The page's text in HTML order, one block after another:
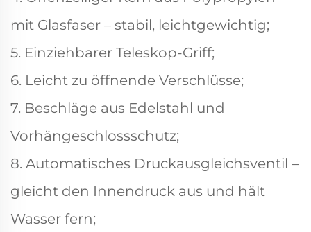
mit Glasfaser – stabil, leichtgewichtig;
5. Einziehbarer Teleskop-Griff;
6. Leicht zu öffnende Verschlüsse;
7. Beschläge aus Edelstahl und
Vorhängeschlossschutz;
8. Automatisches Druckausgleichsventil –
gleicht den Innendruck aus und hält
Wasser fern;